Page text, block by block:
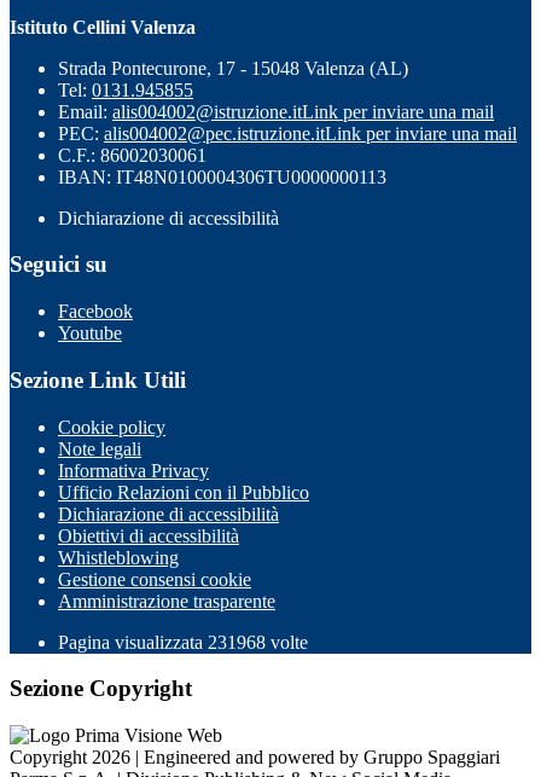
Istituto Cellini Valenza
Strada Pontecurone, 17 - 15048 Valenza (AL)
Tel: 0131.945855
Email: alis004002@istruzione.itLink per inviare una mail
PEC: alis004002@pec.istruzione.itLink per inviare una mail
C.F.: 86002030061
IBAN: IT48N0100004306TU0000000113
Dichiarazione di accessibilità
Seguici su
Facebook
Youtube
Sezione Link Utili
Cookie policy
Note legali
Informativa Privacy
Ufficio Relazioni con il Pubblico
Dichiarazione di accessibilità
Obiettivi di accessibilità
Whistleblowing
Gestione consensi cookie
Amministrazione trasparente
Pagina visualizzata 231968 volte
Sezione Copyright
Copyright 2026 | Engineered and powered by Gruppo Spaggiari